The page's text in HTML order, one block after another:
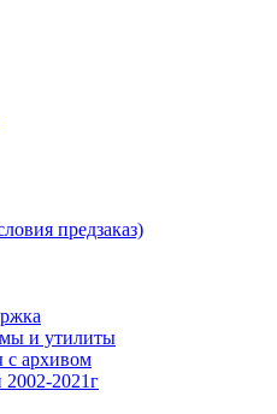
предзаказ)
и утилиты
с архивом
2021г